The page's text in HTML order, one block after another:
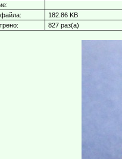
182.86 KB
827 раз(а)